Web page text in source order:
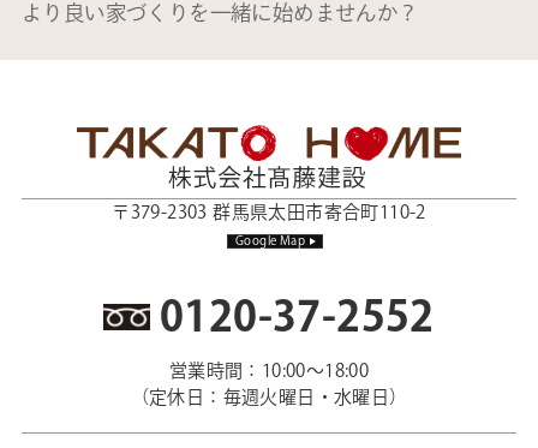
より良い家づくりを一緒に始めませんか？
〒379-2303 群馬県太田市寄合町110-2
Google Map
0120-37-2552
営業時間：10:00～18:00
（定休日：毎週火曜日・水曜日）